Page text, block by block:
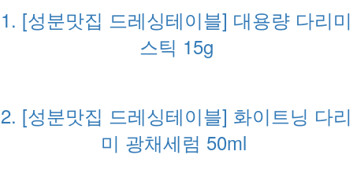
1. [성분맛집 드레싱테이블] 대용량 다리미
스틱 15g
2. [성분맛집 드레싱테이블] 화이트닝 다리
미 광채세럼 50ml